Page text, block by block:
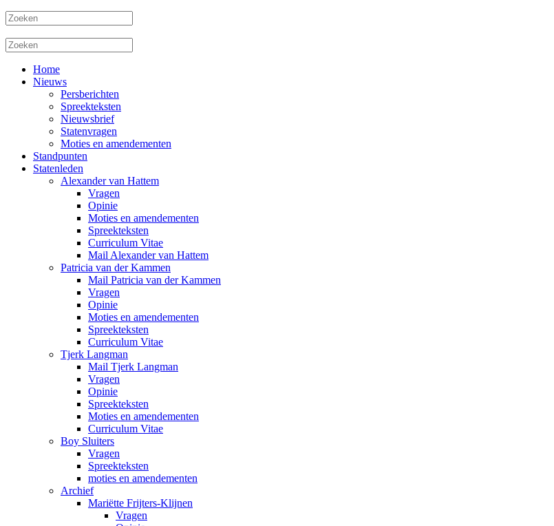
Home
Nieuws
Persberichten
Spreekteksten
Nieuwsbrief
Statenvragen
Moties en amendementen
Standpunten
Statenleden
Alexander van Hattem
Vragen
Opinie
Moties en amendementen
Spreekteksten
Curriculum Vitae
Mail Alexander van Hattem
Patricia van der Kammen
Mail Patricia van der Kammen
Vragen
Opinie
Moties en amendementen
Spreekteksten
Curriculum Vitae
Tjerk Langman
Mail Tjerk Langman
Vragen
Opinie
Spreekteksten
Moties en amendementen
Curriculum Vitae
Boy Sluiters
Vragen
Spreekteksten
moties en amendementen
Archief
Mariëtte Frijters-Klijnen
Vragen